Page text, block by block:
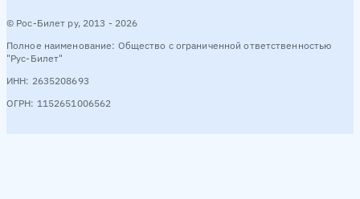
Утро 06:25 06:30 07:35
Смотреть расписание
© Рос-Билет ру, 2013 - 2026
Полное наименование: Общество с ограниченной ответственностью
"Рус-Билет"
ИНН: 2635208693
ОГРН: 1152651006562